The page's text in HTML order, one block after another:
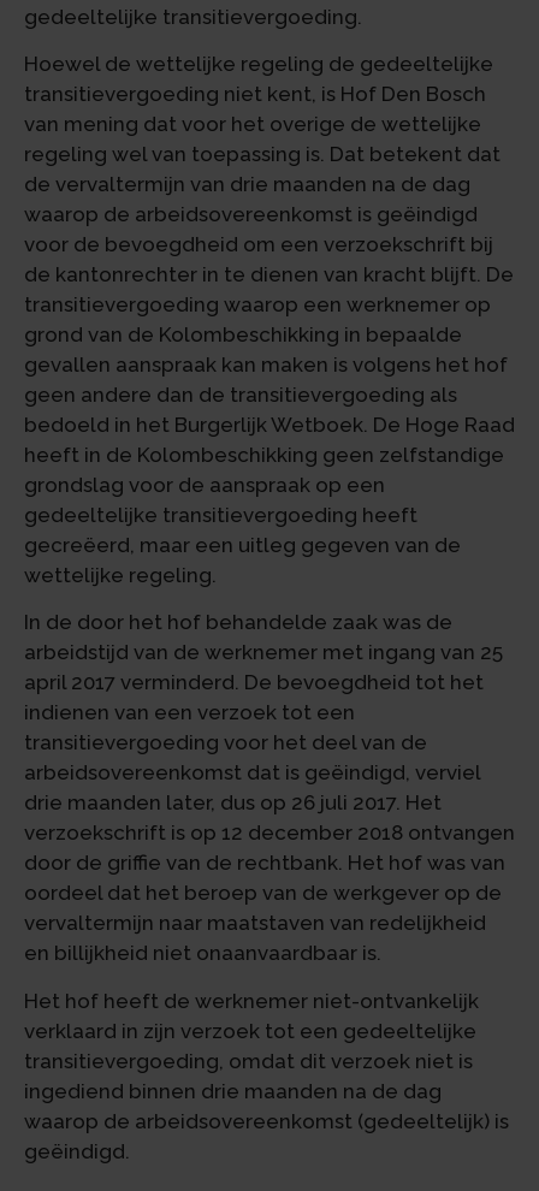
gedeeltelijke transitievergoeding.
Hoewel de wettelijke regeling de gedeeltelijke
transitievergoeding niet kent, is Hof Den Bosch
van mening dat voor het overige de wettelijke
regeling wel van toepassing is. Dat betekent dat
de vervaltermijn van drie maanden na de dag
waarop de arbeidsovereenkomst is geëindigd
voor de bevoegdheid om een verzoekschrift bij
de kantonrechter in te dienen van kracht blijft. De
transitievergoeding waarop een werknemer op
grond van de Kolombeschikking in bepaalde
gevallen aanspraak kan maken is volgens het hof
geen andere dan de transitievergoeding als
bedoeld in het Burgerlijk Wetboek. De Hoge Raad
heeft in de Kolombeschikking geen zelfstandige
grondslag voor de aanspraak op een
gedeeltelijke transitievergoeding heeft
gecreëerd, maar een uitleg gegeven van de
wettelijke regeling.
In de door het hof behandelde zaak was de
arbeidstijd van de werknemer met ingang van 25
april 2017 verminderd. De bevoegdheid tot het
indienen van een verzoek tot een
transitievergoeding voor het deel van de
arbeidsovereenkomst dat is geëindigd, verviel
drie maanden later, dus op 26 juli 2017. Het
verzoekschrift is op 12 december 2018 ontvangen
door de griffie van de rechtbank. Het hof was van
oordeel dat het beroep van de werkgever op de
vervaltermijn naar maatstaven van redelijkheid
en billijkheid niet onaanvaardbaar is.
Het hof heeft de werknemer niet-ontvankelijk
verklaard in zijn verzoek tot een gedeeltelijke
transitievergoeding, omdat dit verzoek niet is
ingediend binnen drie maanden na de dag
waarop de arbeidsovereenkomst (gedeeltelijk) is
geëindigd.